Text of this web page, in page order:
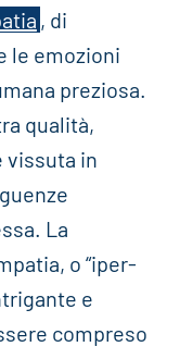
, di
le emozioni
preziosa.
qualità,
vissuta in
La
o “iper-
e
compreso